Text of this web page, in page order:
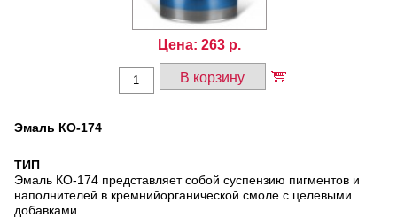
Цена: 263 р.
В корзину
Эмаль КО-174
ТИП
Эмаль КО-174 представляет собой суспензию пигментов и
наполнителей в кремнийорганической смоле с целевыми
добавками.